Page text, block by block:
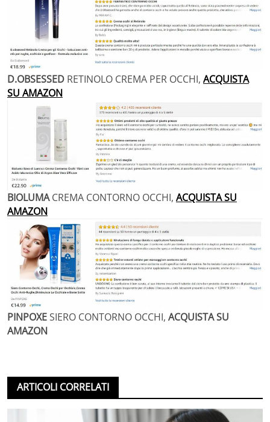
D.OBSESSED RETINOLO CREMA PER OCCHI, ACQUISTA
SU AMAZON
BIOLUMACREMA CONTORNO OCCHI, ACQUISTA SU
AMAZON
PINPOXESIERO CONTORNO OCCHI, ACQUISTA SU
AMAZON
ARTICOLI CORRELATI